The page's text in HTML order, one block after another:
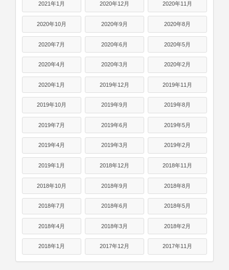
2021年1月 2020年12月 2020年11月
2020年10月 2020年9月 2020年8月
2020年7月 2020年6月 2020年5月
2020年4月 2020年3月 2020年2月
2020年1月 2019年12月 2019年11月
2019年10月 2019年9月 2019年8月
2019年7月 2019年6月 2019年5月
2019年4月 2019年3月 2019年2月
2019年1月 2018年12月 2018年11月
2018年10月 2018年9月 2018年8月
2018年7月 2018年6月 2018年5月
2018年4月 2018年3月 2018年2月
2018年1月 2017年12月 2017年11月